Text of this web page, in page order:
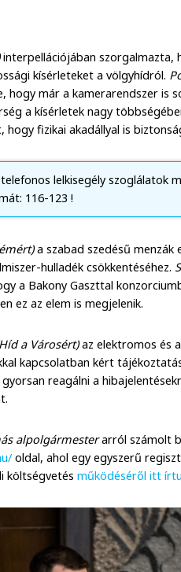
interpellációjában szorgalmazta,
kísérleteket a völgyhídról.
hogy már a kamerarendszer is
a kísérletek nagy
hogy fizikai akadállyal is
lelkisegély szoglálatok
116-123 !
a szabad szedésű menzák
hulladék csökkentéséhez.
a Bakony Gaszttal
ez az elem is megjelenik.
a Városért)az elektromos és
kapcsolatban kért
reagálni a
alpolgármesterarról számolt
oldal, ahol egy egyszerű
költségvetésműködéséről itt